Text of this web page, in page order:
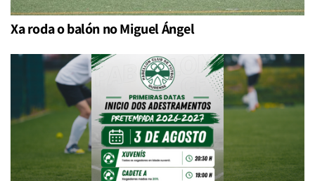
Xa roda o balón no Miguel Ángel